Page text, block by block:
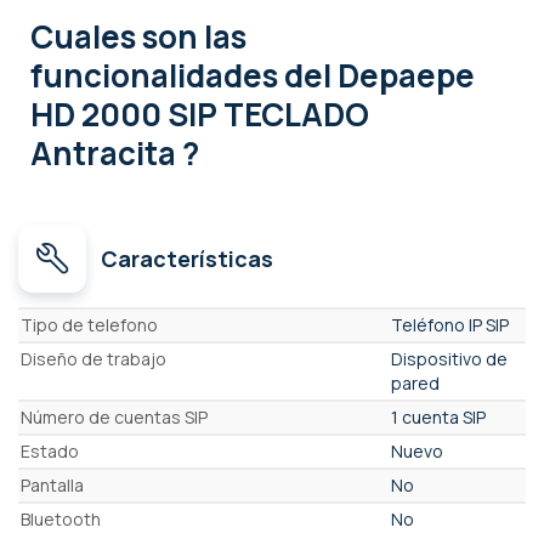
Cuales son las
funcionalidadesdel Depaepe
HD 2000 SIP TECLADO
Antracita ?
Características
Características
Tipo de telefono
Teléfono IP SIP
Diseño de trabajo
Dispositivo de
pared
Número de cuentas SIP
1 cuenta SIP
Estado
Nuevo
Pantalla
No
Bluetooth
No